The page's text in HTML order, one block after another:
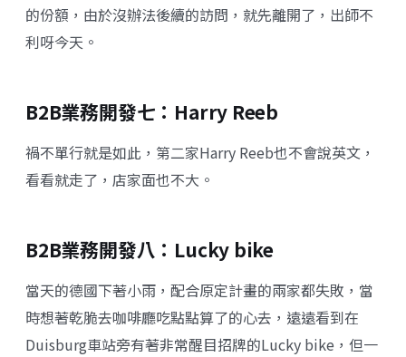
的份額，由於沒辦法後續的訪問，就先離開了，出師不
利呀今天。
B2B業務開發七：Harry Reeb
禍不單行就是如此，第二家Harry Reeb也不會說英文，
看看就走了，店家面也不大。
B2B業務開發八：Lucky bike
當天的德國下著小雨，配合原定計畫的兩家都失敗，當
時想著乾脆去咖啡廳吃點點算了的心去，遠遠看到在
Duisburg車站旁有著非常醒目招牌的Lucky bike，但一